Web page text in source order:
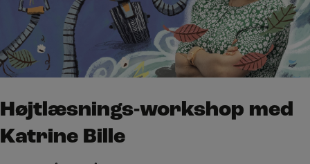
Højtlæsnings-workshop med
Katrine Bille